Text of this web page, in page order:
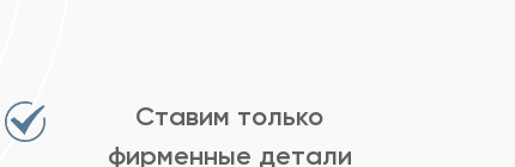
Ставим только
фирменные детали